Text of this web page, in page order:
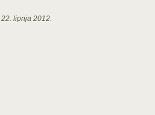
22. lipnja 2012.